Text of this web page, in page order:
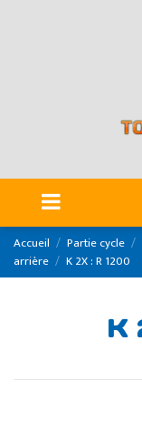
Accueil Partie cycle
arrière
K 2X : R 1200
K